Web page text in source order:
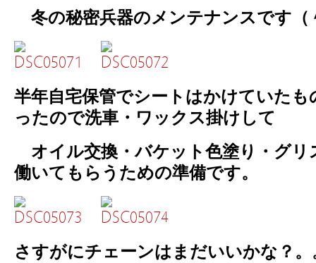
冬の秘密兵器のメンテナンスです（
半年自宅保管でシートはかけていた
ったので洗車・ワックス掛けして
オイル交換・バケット色塗り・グリ
働いてもらうための準備です。
さすがにチェーンはまだいいかな？。